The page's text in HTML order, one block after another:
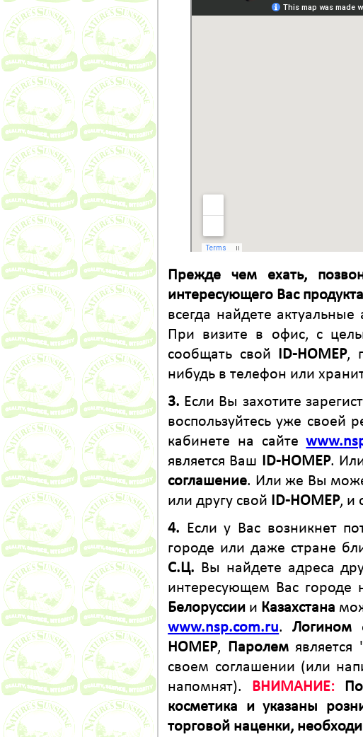
Прежде чем ехать,
интересующего Вас
всегда найдете актуальные
При визите в офис, с
сообщать свой ID-НОМЕР,
нибудь в телефон или
3. Если Вы захотите
воспользуйтесь уже своей
кабинете на сайте
является Ваш ID-НОМЕР.
соглашение. Или же Вы
или другу свой ID-НОМЕР, и
4. Если у Вас возникнет
городе или даже стране
С.Ц. Вы найдете адреса
интересующем Вас городе
Белоруссии и Казахстана
www.nsp.com.ru.Логином
НОМЕР, Паролемявляется
своем соглашении (или
напомнят). ВНИМАНИЕ:
косметика и указаны
торговой наценки,